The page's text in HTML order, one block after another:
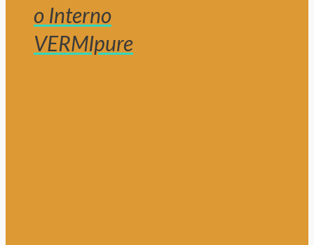
o Interno
VERMIpure